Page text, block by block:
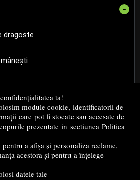
ta!
module cookie, identificatorii de
care pot fi stocate sau accesate de
prezentate in sectiunea Politica
a afișa și personaliza reclame,
acestora și pentru a înțelege
datele tale
-
dragoste
istorie